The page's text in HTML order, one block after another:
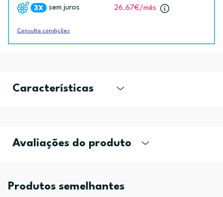
sem juros 26.67€/mês
Consulta condições
Características
Avaliações do produto
Produtos semelhantes